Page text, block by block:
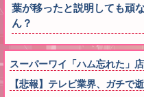
葉が移ったと説明しても頑
ん？
スーパーワイ「ハム忘れた」
【悲報】テレビ業界、ガチで